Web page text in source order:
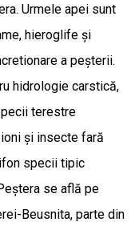
Urmele apei sunt
hieroglife și
a peșterii.
hidrologie carstică,
terestre
și insecte fară
specii tipic
se află pe
Beusnita, parte din